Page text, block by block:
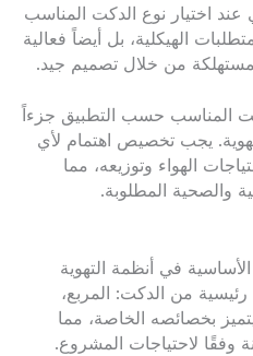
اختيار نوع الدكت المناسب
الهيكلية، بل أيضاً فعالية
من خلال تصميم جيد.
المناسب حسب التطبيق جزءاً
يجب تخصيص اهتمام لأي
الهواء وتوزيعه، مما
والصحية المطلوبة.
في أنظمة التهوية
رئيسية من الدكت: المربع،
بخصائصه الخاصة، مما
وفقًا لاحتياجات المشروع.